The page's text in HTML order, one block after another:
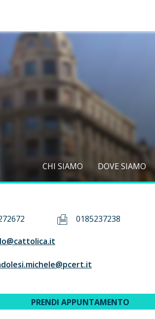
CHI SIAMO DOVE SIAMO
0185237238
PRENDI APPUNTAMENTO